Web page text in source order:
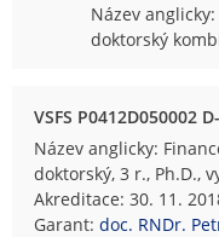
Název
doktorský
VSFS P0412D050002
Název anglicky:
doktorský, 3 r., Ph.D.,
Akreditace: 30. 11.
Garant:doc. RNDr.